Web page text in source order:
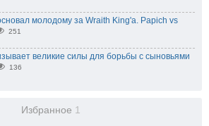
молодому за Wraith King'a. Papich vs
251
великие силы для борьбы с сыновьями
136
Избранное 1